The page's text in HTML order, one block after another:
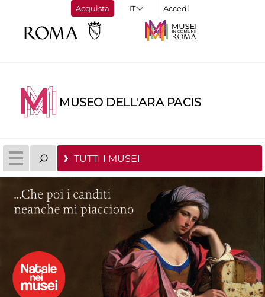
Acquista Accedi
MUSEO DELL'ARA PACIS
TUTTI I MUSEI